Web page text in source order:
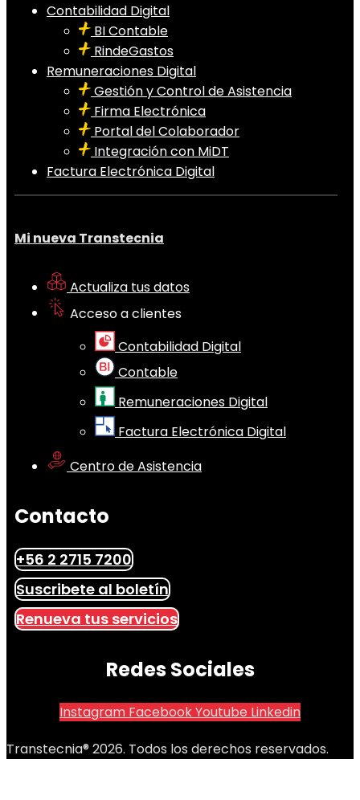
Contabilidad Digital
BI Contable
RindeGastos
Remuneraciones Digital
Gestión y Control de Asistencia
Firma Electrónica
Portal del Colaborador
Integración con MiDT
Factura Electrónica Digital
Mi nueva Transtecnia
Actualiza tus datos
Acceso a clientes
Contabilidad Digital
Contable
Remuneraciones Digital
Factura Electrónica Digital
Centro de Asistencia
Contacto
+56 2 2715 7200
Suscribete al boletín
Renueva tus servicios
Redes Sociales
Instagram FacebookYoutube Linkedin
Transtecnia® 2026. Todos los derechos reservados.